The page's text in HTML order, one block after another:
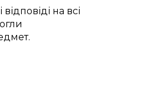
на всі